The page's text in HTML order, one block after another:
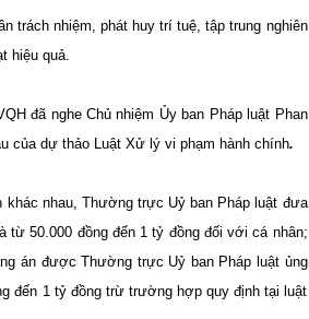
trách nhiệm, phát huy trí tuệ, tập trung nghiên
hiệu quả.
đã nghe Chủ nhiệm Ủy ban Pháp luật Phan
của dự thảo Luật Xử lý vi phạm hành chính.
khác nhau, Thường trực Uỷ ban Pháp luật đưa
50.000 đồng đến 1 tỷ đồng đối với cá nhân;
án được Thường trực Uỷ banPháp luật ủng
đến 1 tỷ đồng trừ trường hợp quy định tại luật